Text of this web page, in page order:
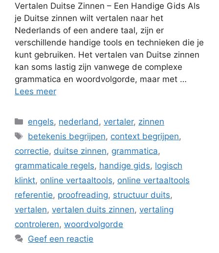
Vertalen Duitse Zinnen – Een Handige Gids Als
je Duitse zinnen wilt vertalen naar het
Nederlands of een andere taal, zijn er
verschillende handige tools en technieken die je
kunt gebruiken. Het vertalen van Duitse zinnen
kan soms lastig zijn vanwege de complexe
grammatica en woordvolgorde, maar met …
Lees meer
Categorieën
engels, nederland ,vertaler, zinnen
Tags
betekenis begrijpen, context begrijpen,
correctie, duitse zinnen, grammatica,
grammaticale regels, handige gids, logisch
klinkt, online vertaaltools, online vertaaltools
referentie, proofreading, structuur duits,
vertalen, vertalen duits zinnen, vertaling
controleren, woordvolgorde
Geef een reactie